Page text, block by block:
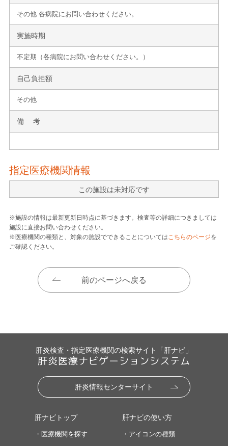
その他 各病院にお問い合わせください。
実施時期
不定期（各病院にお問い合わせください。）
自己負担額
その他
備 考
指定医療機関情報
この施設は未対応です
※施設の情報は最新更新日時点に基づきます。検査等の詳細につきましては
施設に直接お問い合わせください。
※医療機関の種類と、対象の施設でできることについてはこちらのページを
ご確認ください。
前のページへ戻る
肝炎検査・指定医療機関の検索サイト「肝ナビ」
肝炎医療ナビゲーションシステム
肝炎情報センターサイト
肝ナビトップ
・医療機関を探す
肝ナビの使い方
・アイコンの種類